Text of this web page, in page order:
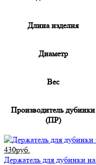
Длина изделия
Диаметр
Вес
Производитель дубинки
(ПР)
430руб.
Держатель для дубинки